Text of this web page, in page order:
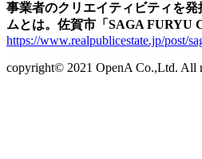
事業者のクリエイティビティを
ムとは。佐賀市「SAGA FURYU
https://www.realpublicestate.jp/post/
copyright© 2021 OpenA Co.,Ltd. All